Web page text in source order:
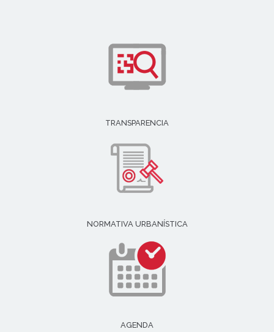
TRANSPARENCIA
NORMATIVA URBANÍSTICA
AGENDA